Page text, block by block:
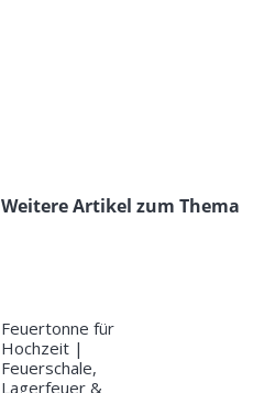
Weitere Artikel zum Thema
Feuertonne für
Hochzeit |
Feuerschale,
Lagerfeuer &